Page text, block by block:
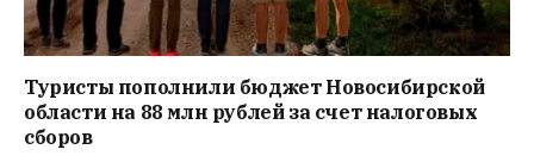
Туристы пополнили бюджет Новосибирской
области на 88 млн рублей за счет налоговых
сборов